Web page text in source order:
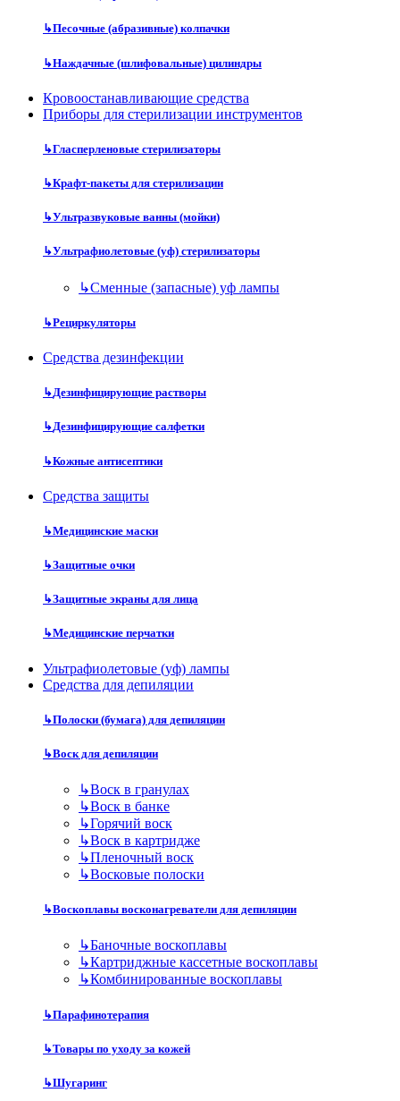
↳Песочные (абразивные) колпачки
↳Наждачные (шлифовальные) цилиндры
Кровоостанавливающие средства
Приборы для стерилизации инструментов
↳Гласперленовые стерилизаторы
↳Крафт-пакеты для стерилизации
↳Ультразвуковые ванны (мойки)
↳Ультрафиолетовые (уф) стерилизаторы
↳Сменные (запасные) уф лампы
↳Рециркуляторы
Средства дезинфекции
↳Дезинфицирующие растворы
↳Дезинфицирующие салфетки
↳Кожные антисептики
Средства защиты
↳Медицинские маски
↳Защитные очки
↳Защитные экраны для лица
↳Медицинские перчатки
Ультрафиолетовые (уф) лампы
Средства для депиляции
↳Полоски (бумага) для депиляции
↳Воск для депиляции
↳Воск в гранулах
↳Воск в банке
↳Горячий воск
↳Воск в картридже
↳Пленочный воск
↳Восковые полоски
↳Воскоплавы восконагреватели для депиляции
↳Баночные воскоплавы
↳Картриджные кассетные воскоплавы
↳Комбинированные воскоплавы
↳Парафинотерапия
↳Товары по уходу за кожей
↳Шугаринг